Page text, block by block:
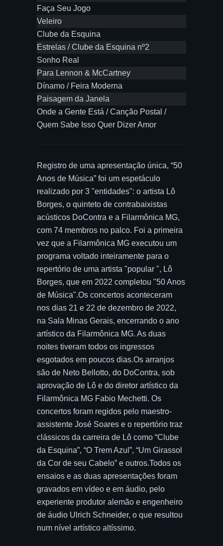
Faça Seu Jogo
Veleiro
Clube da Esquina
Estrelas / Clube da Esquina nº2
Sonho Real
Para Lennon & McCartney
Dínamo / Feira Moderna
Paisagem da Janela
Onde a Gente Está / Canção Postal /
Quem Sabe Isso Quer Dizer Amor
Registro de uma apresentação única, “50
Anos de Música” foi um espetáculo
realizado por 3 "entidades": o artista Lô
Borges, o quinteto de contrabaixistas
acústicos DoContra e a Filarmônica MG,
com 74 membros no palco. Foi a primeira
vez que a Filarmônica MG executou um
programa voltado inteiramente para o
repertório de uma artista "popular ", Lô
Borges, que em 2022 completou "50 Anos
de Música".Os concertos aconteceram
nos dias 21 e 22 de dezembro de 2022,
na Sala Minas Gerais, encerrando o ano
artístico da Filarmônica MG. As duas
noites tiveram todos os ingressos
esgotados em poucos dias.Os arranjos
são de Neto Bellotto, do DoContra, sob
aprovação de Lô e do diretor artístico da
Filarmônica MG Fabio Mechetti. Os
concertos foram regidos pelo maestro-
assistente José Soares e o repertório traz
clássicos da carreira de Lô como “Clube
da Esquina”, “O Trem Azul”, “Um Girassol
da Cor de seu Cabelo” e outros.Todos os
ensaios e as duas apresentações foram
gravados em vídeo e em áudio, pelo
experiente produtor alemão e engenheiro
de áudio Ulrich Schneider, o que resultou
num nível artístico altíssimo.